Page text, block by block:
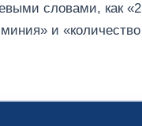
словами, как «2
и «количество